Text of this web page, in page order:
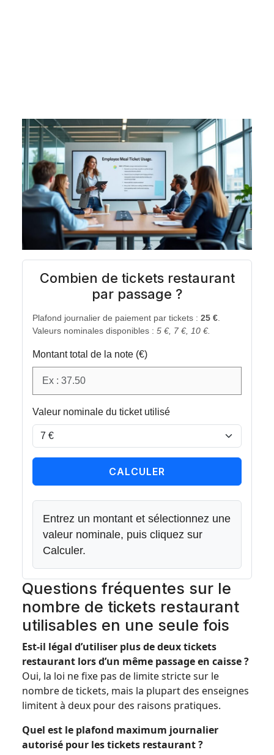
Combien de tickets restaurant
par passage ?
Plafond journalier de paiement par tickets : 25 €.
Valeurs nominales disponibles : 5 €, 7 €, 10 €.
Montant total de la note (€)
Valeur nominale du ticket utilisé
CALCULER
Entrez un montant et sélectionnez une
valeur nominale, puis cliquez sur
Calculer.
Questions fréquentes sur le
nombre de tickets restaurant
utilisables en une seule fois
Est-il légal d’utiliser plus de deux tickets
restaurant lors d’un même passage en caisse ?
Oui, la loi ne fixe pas de limite stricte sur le
nombre de tickets, mais la plupart des enseignes
limitent à deux pour des raisons pratiques.
Quel est le plafond maximum journalier
autorisé pour les tickets restaurant ?